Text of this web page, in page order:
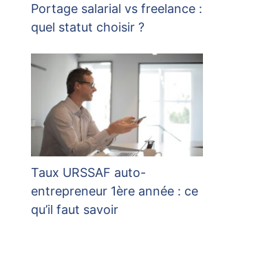
Portage salarial vs freelance :
quel statut choisir ?
Taux URSSAF auto-
entrepreneur 1ère année : ce
qu’il faut savoir